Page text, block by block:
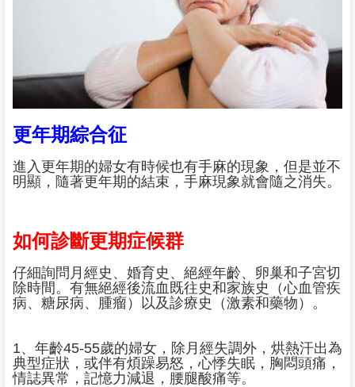
更年期綜合征
進入更年期的婦女有時候也有手麻的現象，但是並不
明顯，隨著更年期的結束，手麻現象就會隨之消失。
如何診斷更期症候群
仔細詢問月經史、婚育史、絕經年齡、卵巢和子宮切
除時間。有無絕經後流血既往史和家族史（心血管疾
病、糖尿病、腫瘤）以及診療史（激素和藥物）。
1、年齡45-55歲的婦女，除月經失調外，烘熱汗出為
典型症狀，或伴有煩躁易怒，心悸失眠，胸悶頭痛，
情誌異常，記憶力減退，腰腿酸痛等。